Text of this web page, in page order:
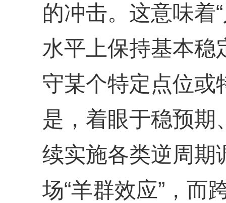
的冲击。这意味着
水平上保持基本稳
守某个特定点位或
是，着眼于稳预期
续实施各类逆周期
场“羊群效应”，而